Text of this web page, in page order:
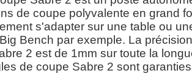
de coupe polyvalente en grand
s'adapter sur une table ou
Bench par exemple. La
2 est de 1mm sur toute la
de coupe Sabre 2 sont